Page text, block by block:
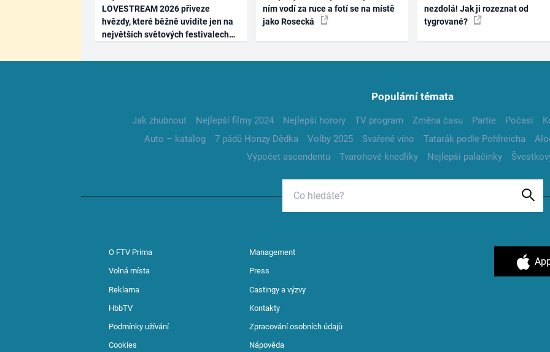
LOVESTREAM 2026 přiveze
hvězdy, které běžně uvidíte jen na
největších světových festivalech
ním vodí za ruce a fotí se na místě
jako Rosecká
nezdolá! Jak ji rozeznat od
tygrované?
Populární témata
Jak zhubnout Nejlepší filmy 2024 Nejlepší horory TV program Změna času Partie Počasí
Auto – katalog
7 pádů Honzy Dědka Volby 2025 Svařené víno Tatarák podle Pohlreicha
Výpočet ascendentu
Tvarohové knedlíky Nejlepší palačinky
O FTV Prima Management
Volná místa Press
Reklama Castingy a výzvy
HbbTV Kontakty
Podmínky užívání Zpracování osobních údajů
Cookies Nápověda